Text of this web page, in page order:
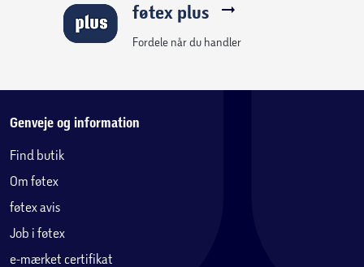
føtex plus
Fordele når du handler
Genveje og information
Find butik
Om føtex
føtex avis
Job i føtex
e-mærket certifikat